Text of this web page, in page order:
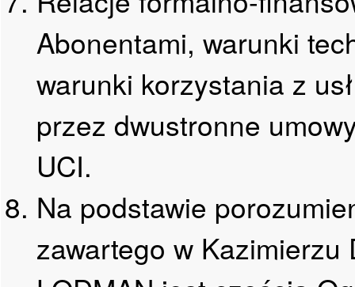
Abonentami, warunki
warunki korzystania z
przez dwustronne
UCI.
Na podstawie
zawartego w Kazimierzu